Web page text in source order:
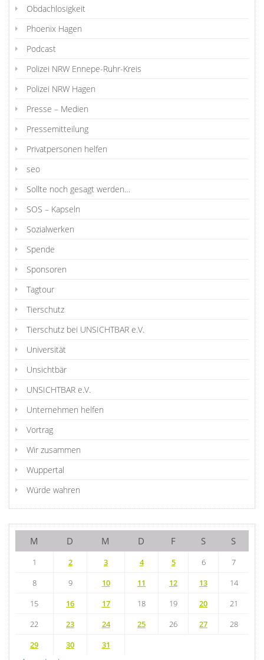
Obdachlosigkeit
Phoenix Hagen
Podcast
Polizei NRW Ennepe-Ruhr-Kreis
Polizei NRW Hagen
Presse – Medien
Pressemitteilung
Privatpersonen helfen
seo
Sollte noch gesagt werden…
SOS – Kapseln
Sozialwerken
Spende
Sponsoren
Tagtour
Tierschutz
Tierschutz bei UNSICHTBAR e.V.
Universität
Unsichtbär
UNSICHTBAR e.V.
Unternehmen helfen
Vortrag
Wir zusammen
Wuppertal
Würde wahren
M D M D F S S
1 2 3 4 5 6
7
8
9 10 11 12 13
14
15
16 17 18 19 20
21
22
23 24 25 26 27
28
29
30 31